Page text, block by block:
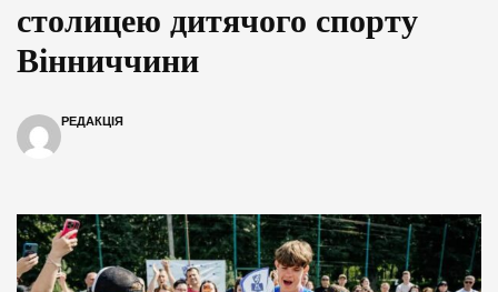
столицею дитячого спорту
Вінниччини
РЕДАКЦІЯ